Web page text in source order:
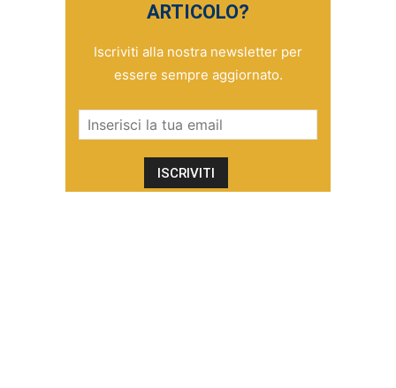
ARTICOLO?
Iscriviti alla nostra newsletter per
essere sempre aggiornato.